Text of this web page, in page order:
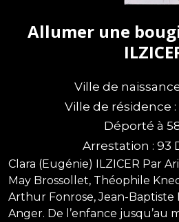
Allumer une
Ville de
Ville de résidence :
Déporté à
Arrestation : 93
Clara (Eugénie) ILZICER Par
May Brossollet, Théophile
Arthur Fonrose, Jean-Baptiste
Anger. De l’enfance jusqu’au